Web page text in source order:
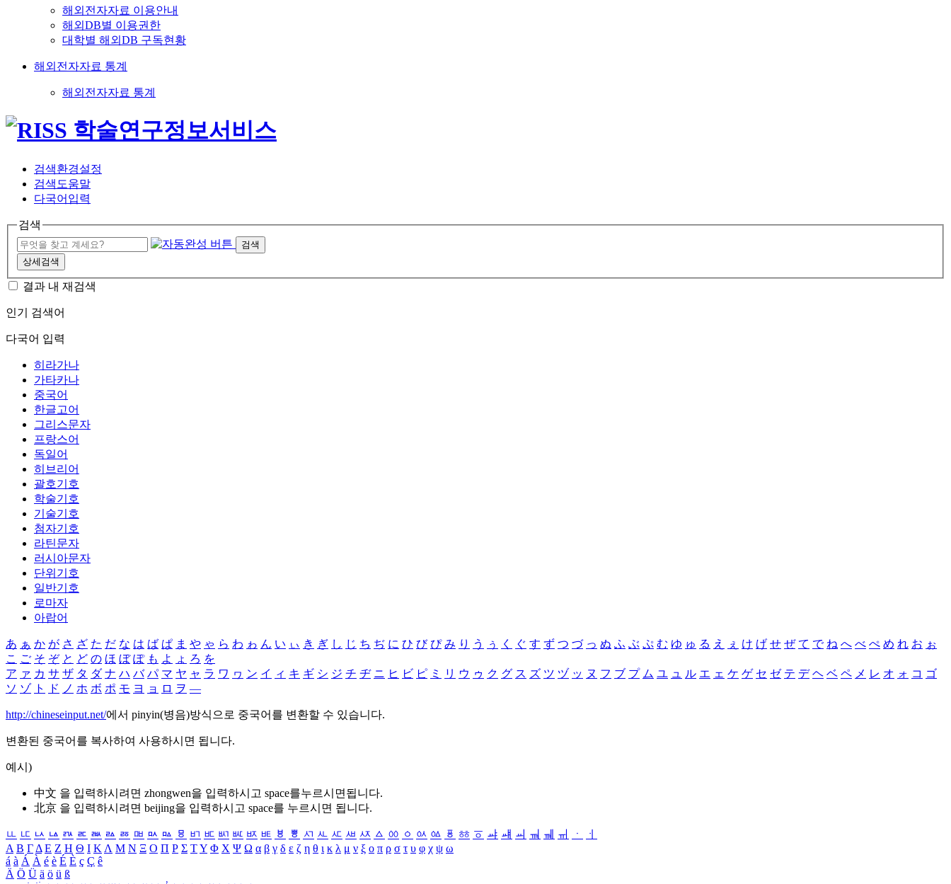
해외전자자료 이용안내
해외DB별 이용권한
대학별 해외DB 구독현황
해외전자자료 통계
해외전자자료 통계
검색환경설정
검색도움말
다국어입력
검색
검색
상세검색
결과 내 재검색
인기 검색어
다국어 입력
히라가나
가타카나
중국어
한글고어
그리스문자
프랑스어
독일어
히브리어
괄호기호
학술기호
기술기호
첨자기호
라틴문자
러시아문자
단위기호
일반기호
로마자
아랍어
あ ぁ か が さ ざ た だ な は ば ぱ ま や ゃ ら わ ゎ ん い ぃ き ぎ し じ ち ぢ に ひ び ぴ み り う ぅ く ぐ す ず つ づ っ ぬ ふ ぶ ぷ む ゆ ゅ る え ぇ け げ せ ぜ て で ね へ べ ぺ め れ お ぉ
こ ご そ ぞ と ど の ほ ぼ ぽ も よ ょ ろ を
ア ァ カ サ ザ タ ダ ナ ハ バ パ マ ヤ ャ ラ ワ ヮ ン イ ィ キ ギ シ ジ チ ヂ ニ ヒ ビ ピ ミ リ ウ ゥ ク グ ス ズ ツ ヅ ッ ヌ フ ブ プ ム ユ ュ ル エ ェ ケ ゲ セ ゼ テ デ ヘ ベ ペ メ レ オ ォ コ ゴ
ソ ゾ ト ド ノ ホ ボ ポ モ ヨ ョ ロ ヲ ―
http://chineseinput.net/에서 pinyin(병음)방식으로 중국어를 변환할 수 있습니다.
변환된 중국어를 복사하여 사용하시면 됩니다.
예시)
中文 을 입력하시려면 zhongwen을 입력하시고 space를누르시면됩니다.
北京 을 입력하시려면 beijing을 입력하시고 space를 누르시면 됩니다.
ㅥ ㅦ ㅧ ㅨ ㅩ ㅪ ㅫ ㅬ ㅭ ㅮ ㅯ ㅰ ㅱ ㅲ ㅳ ㅴ ㅵ ㅶ ㅷ ㅸ ㅹ ㅺ ㅻ ㅼ ㅽ ㅾ ㅿ ㆀ ㆁ ㆂ ㆃ ㆄ ㆅ ㆆ ㆇ ㆈ ㆉ ㆊ ㆋ ㆌ ㆍ
ㆎ
Α Β ΓΔ Ε Ζ Η Θ Ι ΚΛ Μ Ν Ξ Ο Π Ρ Σ ΤΥ Φ Χ Ψ Ω α β γ δ ε ζ η θ ι κ λ μ ν ξ ο π ρ σ τ υ φ χ ψ ω
á à Á À é è É È ç Ç ê
Ä Ö Ü ä ö ü ß